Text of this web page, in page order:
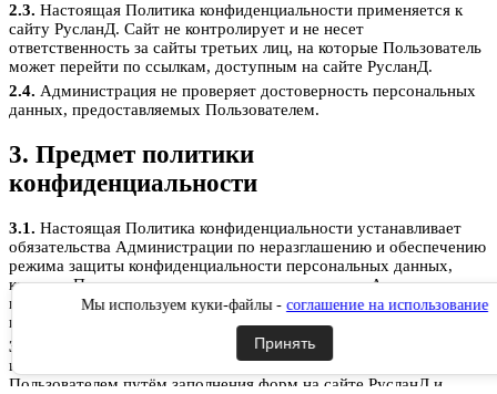
2.3. Настоящая Политика конфиденциальности применяется к
сайту РусланД. Сайт не контролирует и не несет
ответственность за сайты третьих лиц, на которые Пользователь
может перейти по ссылкам, доступным на сайте РусланД.
2.4. Администрация не проверяет достоверность персональных
данных, предоставляемых Пользователем.
3. Предмет политики
конфиденциальности
3.1. Настоящая Политика конфиденциальности устанавливает
обязательства Администрации по неразглашению и обеспечению
режима защиты конфиденциальности персональных данных,
которые Пользователь предоставляет по запросу Администрации
при регистрации на сайте РусланД, при подписке на
информационную e-mail рассылку или при оформлении заказа.
3.2.
Персональные данные, разрешённые к обработке в рамках
настоящей Политики конфиденциальности, предоставляются
Пользователем путём заполнения форм на сайте РусланД и
Мы используем куки-файлы - соглашение на использование
Принять